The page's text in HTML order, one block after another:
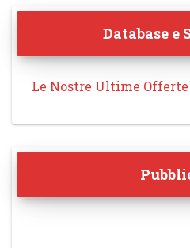
Database e
Le Nostre Ultime Offerte